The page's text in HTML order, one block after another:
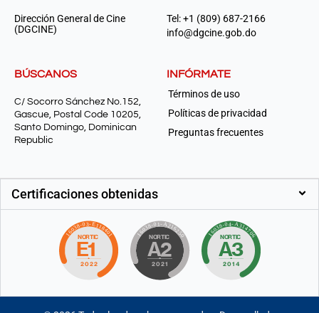
Dirección General de Cine
(DGCINE)
Tel: +1 (809) 687-2166
info@dgcine.gob.do
BÚSCANOS
C/ Socorro Sánchez No.152,
Gascue, Postal Code 10205,
Santo Domingo, Dominican
Republic
INFÓRMATE
Términos de uso
Políticas de privacidad
Preguntas frecuentes
Certificaciones obtenidas